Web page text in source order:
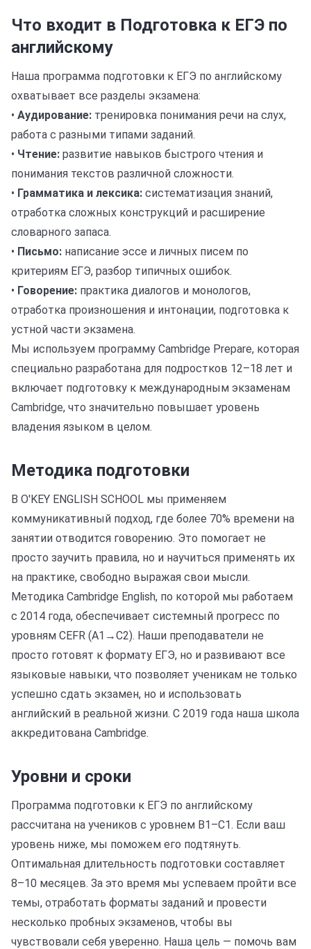
Что входит в Подготовка к ЕГЭ по
английскому
Наша программа подготовки к ЕГЭ по английскому
охватывает все разделы экзамена:
• Аудирование: тренировка понимания речи на слух,
работа с разными типами заданий.
• Чтение: развитие навыков быстрого чтения и
понимания текстов различной сложности.
• Грамматика и лексика: систематизация знаний,
отработка сложных конструкций и расширение
словарного запаса.
• Письмо: написание эссе и личных писем по
критериям ЕГЭ, разбор типичных ошибок.
• Говорение: практика диалогов и монологов,
отработка произношения и интонации, подготовка к
устной части экзамена.
Мы используем программу Cambridge Prepare, которая
специально разработана для подростков 12–18 лет и
включает подготовку к международным экзаменам
Cambridge, что значительно повышает уровень
владения языком в целом.
Методика подготовки
В O'KEY ENGLISH SCHOOL мы применяем
коммуникативный подход, где более 70% времени на
занятии отводится говорению. Это помогает не
просто заучить правила, но и научиться применять их
на практике, свободно выражая свои мысли.
Методика Cambridge English, по которой мы работаем
с 2014 года, обеспечивает системный прогресс по
уровням CEFR (A1→C2). Наши преподаватели не
просто готовят к формату ЕГЭ, но и развивают все
языковые навыки, что позволяет ученикам не только
успешно сдать экзамен, но и использовать
английский в реальной жизни. С 2019 года наша школа
аккредитована Cambridge.
Уровни и сроки
Программа подготовки к ЕГЭ по английскому
рассчитана на учеников с уровнем B1–C1. Если ваш
уровень ниже, мы поможем его подтянуть.
Оптимальная длительность подготовки составляет
8–10 месяцев. За это время мы успеваем пройти все
темы, отработать форматы заданий и провести
несколько пробных экзаменов, чтобы вы
чувствовали себя уверенно. Наша цель — помочь вам